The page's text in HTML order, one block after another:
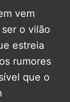
vem
o vilão
estreia
rumores
que o